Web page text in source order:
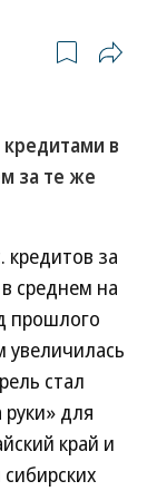
в
за те же
за
среднем на
прошлого
стал
для
край и